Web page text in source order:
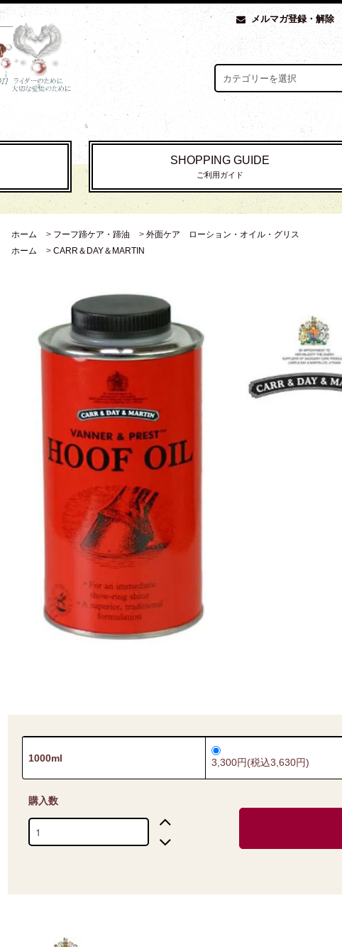
メルマガ登録・解除
SHOPPING GUIDE
ご利用ガイド
ホーム > フーフ蹄ケア・蹄油 > 外面ケア ローション・オイル・グリス
ホーム
> CARR＆DAY＆MARTIN
1000ml 3,300円(税込3,630円)
購入数